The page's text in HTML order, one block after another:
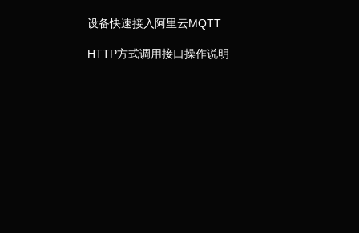
设备快速接入阿里云MQTT
HTTP方式调用接口操作说明